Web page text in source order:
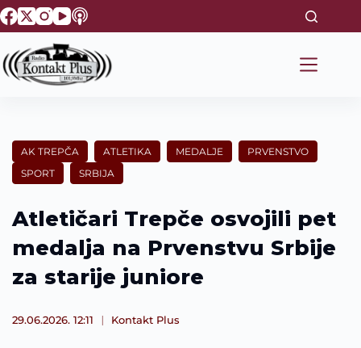
S
k
p
t
n
AK TREPČA ATLETIKA MEDALJE
PRVENSTVO
SPORT
SRBIJA
Atletičari Trepče osvojili pet
medalja na Prvenstvu Srbije
za starije juniore
29.06.2026. 12:11 Kontakt Plus